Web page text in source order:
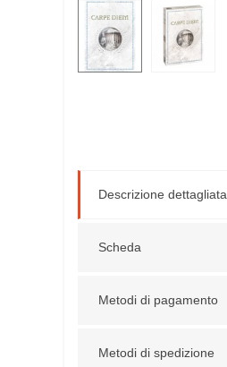
Descrizione dettagliata
Scheda
Metodi di pagamento
Metodi di spedizione